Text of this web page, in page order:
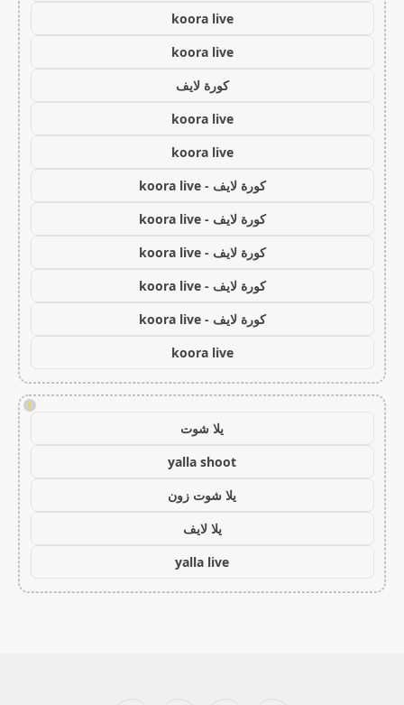
koora live
koora live
كورة لايف
koora live
koora live
كورة لايف - koora live
كورة لايف - koora live
كورة لايف - koora live
كورة لايف - koora live
كورة لايف - koora live
koora live
!
يلا شوت
yalla shoot
يلا شوت زون
يلا لايف
yalla live